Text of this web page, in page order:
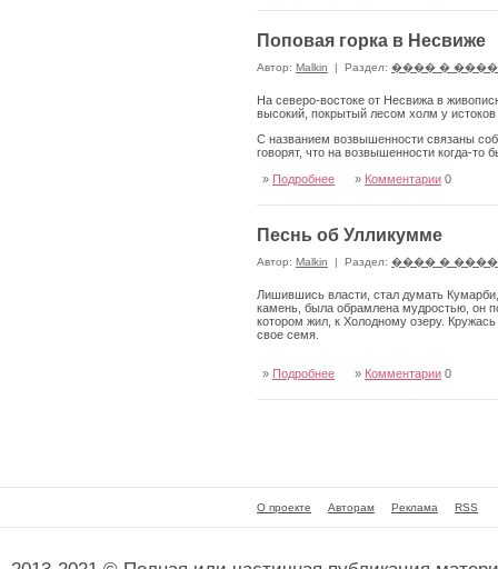
А сама испугалась, стала гладить дочь,
Поповая горка в Несвиже
Автор: Malkin | Раздел: ���� �
На северо-востоке от Несвижа в
высокий, покрытый лесом холм у
С названием возвышенности связаны
говорят, что на возвышенности когда-то
» Подробнее » Комментарии 0
Песнь об Улликумме
Автор: Malkin | Раздел: ���� �
Лишившись власти, стал думать
камень, была обрамлена мудростью, он
котором жил, к Холодному озеру.
свое семя.
» Подробнее » Комментарии 0
О проекте Авторам Реклама RSS